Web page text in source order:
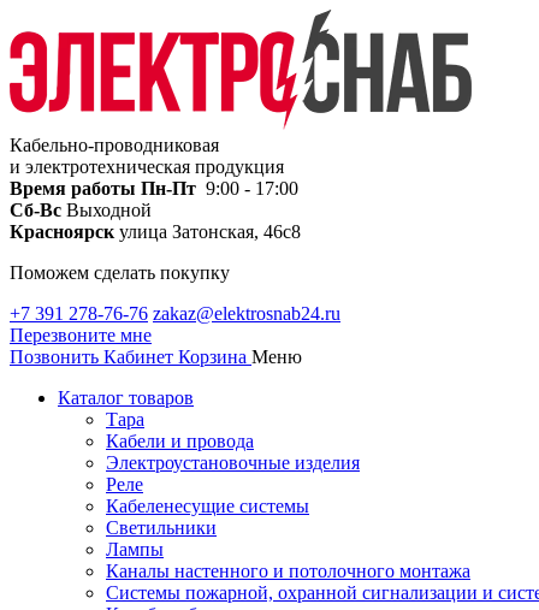
Кабельно-проводниковая
и электротехническая продукция
Время работы Пн-Пт 9:00 - 17:00
Сб-Вс Выходной
Красноярск улица Затонская, 46с8
Поможем сделать покупку
+7 391 278-76-76 zakaz@elektrosnab24.ru
Перезвоните мне
Позвонить Кабинет Корзина Меню
Каталог товаров
Тара
Кабели и провода
Электроустановочные изделия
Реле
Кабеленесущие системы
Светильники
Лампы
Каналы настенного и потолочного монтажа
Системы пожарной, охранной сигнализации и